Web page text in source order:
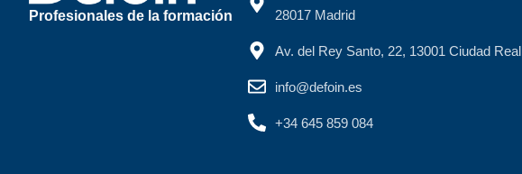
Profesionales de la formación
28017 Madrid
Av. del Rey Santo, 22, 13001 Ciudad Real
info@defoin.es
+34 645 859 084